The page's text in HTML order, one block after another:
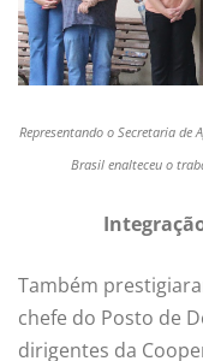
Representando o Secretaria de
Brasil enalteceu o
Também
chefe do Posto de
dirigentes da